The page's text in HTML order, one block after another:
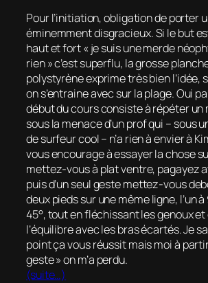
Pour l’initiation, obligation de porter
éminemment disgracieux. Si le but
haut et fort « je suis une merde
rien » c’est superflu, la grosse
polystyrène exprime très bien l’idée,
on s’entraine avec sur la plage. Oui
début du cours consiste à répéter un
sous la menace d’un prof qui – sous
de surfeur cool – n’a rien à envier à
vous encourage à essayer la chose
mettez-vous à plat ventre, pagayez
puis d’un seul geste mettez-vous
deux pieds sur une même ligne, l’un à
45°, tout en fléchissant les genoux
l’équilibre avec les bras écartés. Je
point ça vous réussit mais moi à partir
geste » on m’a perdu.
(suite…)